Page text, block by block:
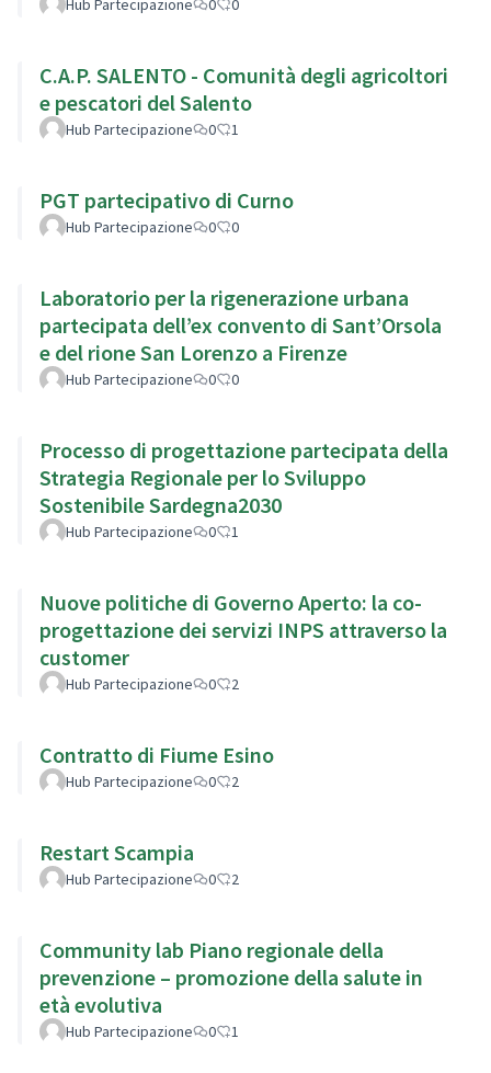
C.A.P. SALENTO - Comunità degli agricoltori
e pescatori del Salento
Hub Partecipazione 0 1
PGT partecipativo di Curno
Hub Partecipazione 0 0
Laboratorio per la rigenerazione urbana
partecipata dell’ex convento di Sant’Orsola
e del rione San Lorenzo a Firenze
Hub Partecipazione 0 0
Processo di progettazione partecipata della
Strategia Regionale per lo Sviluppo
Sostenibile Sardegna2030
Hub Partecipazione 0 1
Nuove politiche di Governo Aperto: la co-
progettazione dei servizi INPS attraverso la
customer
Hub Partecipazione 0 2
Contratto di Fiume Esino
Hub Partecipazione 0 2
Restart Scampia
Hub Partecipazione 0 2
Community lab Piano regionale della
prevenzione – promozione della salute in
età evolutiva
Hub Partecipazione 0 1